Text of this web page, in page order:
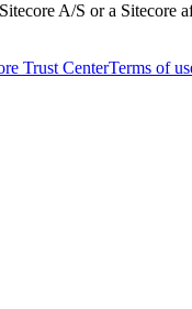
A/S or a Sitecore
Trust CenterTerms of